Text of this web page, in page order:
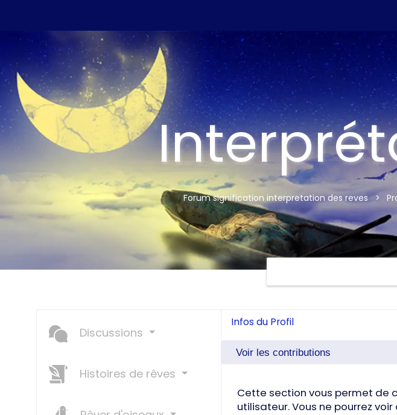
Forum signification interpretation des reves >
Discussions
Histoires de rêves
Infos du Profil
Voir les contributions
Cette section vous permet de
utilisateur. Vous ne pourrez